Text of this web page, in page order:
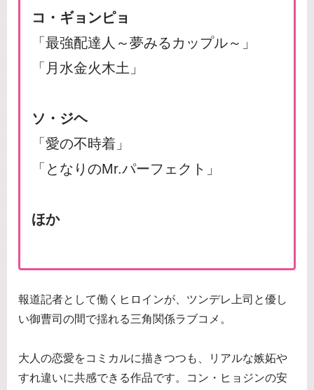
コ・ギョンピョ
「最強配達人～夢みるカップル～」
「月水金火木土」
ソ・ジヘ
「愛の不時着」
「となりのMr.パーフェクト」
ほか
報道記者として働くヒロインが、ツンデレ上司と優し
い御曹司の間で揺れる三角関係ラブコメ。
大人の恋愛をコミカルに描きつつも、リアルな嫉妬や
すれ違いに共感できる作品です。コン・ヒョジンの安